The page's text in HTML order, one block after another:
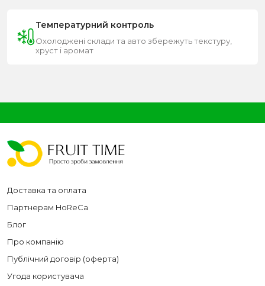
Температурний контроль
Охолоджені склади та авто збережуть текстуру,
хруст і аромат
Доставка та оплата
Партнерам HoReCa
Блог
Про компанію
Публічний договір (оферта)
Угода користувача